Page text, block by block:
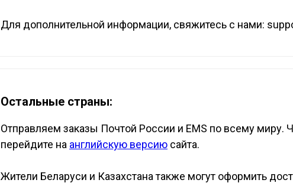
Для дополнительной информации, свяжитесь с нами:
Остальные страны:
Отправляем заказы Почтой России и EMS по всему миру.
перейдите на английскую версию сайта.
Жители Беларуси и Казахстана также могут оформить